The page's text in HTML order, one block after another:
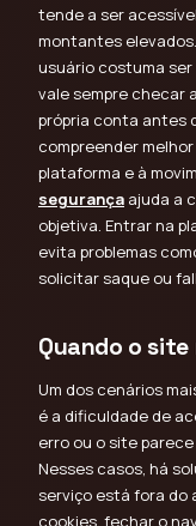
tende a ser
montantes
usuário costuma ser
vale sempre checar
própria conta antes
compreender
plataforma e à
segurança ajuda a
objetiva. Entrar na
evita problemas
solicitar saque ou
Quando o
Um dos cenários
é a dificuldade de
erro ou o site
Nesses casos, há
serviço está fora do
cookies, fechar o